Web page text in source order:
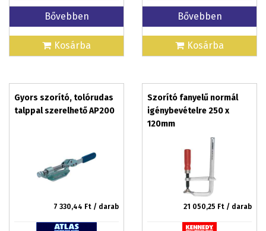
Bővebben
Kosárba
Bővebben
Kosárba
Gyors szorító, tolórudas
talppal szerelhető AP200
7 330,44 Ft / darab
Szorító fanyelű normál
igénybevételre 250 x
120mm
21 050,25 Ft / darab